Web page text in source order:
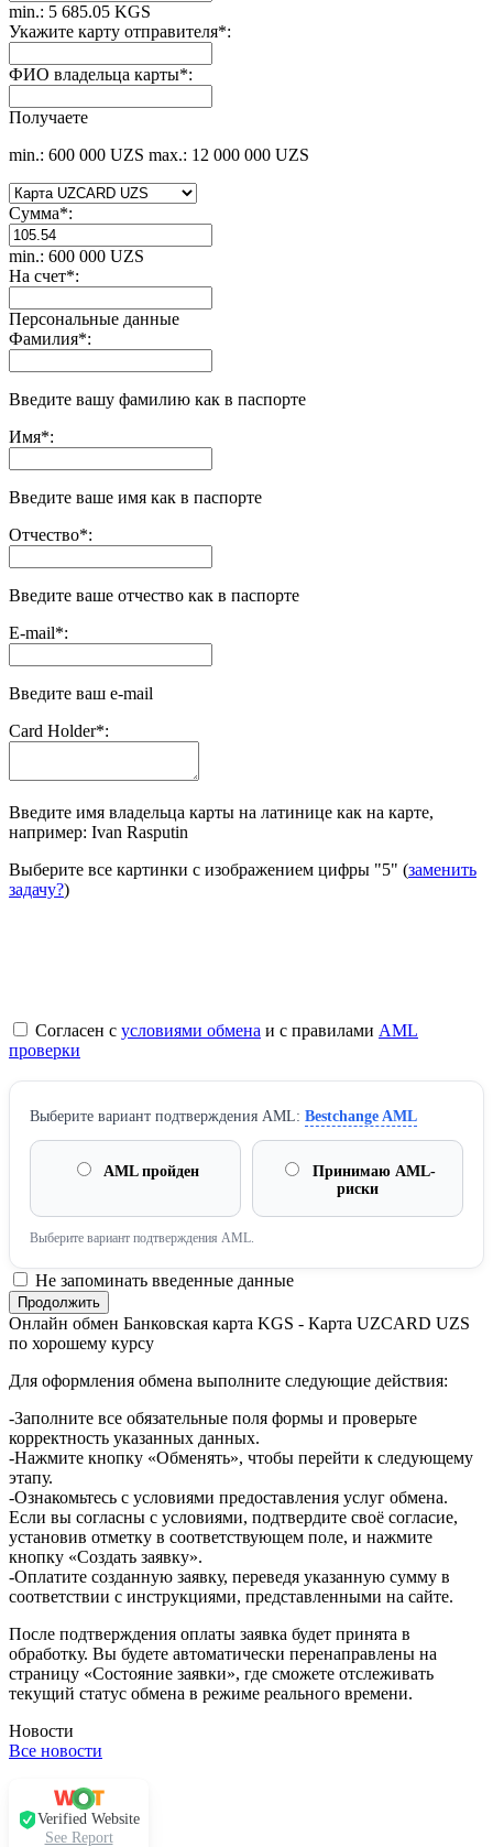
min.: 5 685.05 KGS
Укажите карту отправителя*:
ФИО владельца карты*:
Получаете
min.: 600 000 UZS max.: 12 000 000 UZS
Сумма*:
min.: 600 000 UZS
На счет*:
Персональные данные
Фамилия*:
Введите вашу фамилию как в паспорте
Имя*:
Введите ваше имя как в паспорте
Отчество*:
Введите ваше отчество как в паспорте
E-mail*:
Введите ваш e-mail
Сard Holder*:
Введите имя владельца карты на латинице как на карте,
например: Ivan Rasputin
Выберите все картинки с изображением цифры "5" (заменить
задачу?)
Согласен с условиями обмена и с правилами AML
проверки
Выберите вариант подтверждения AML: Bestchange AML
AML пройден
Принимаю AML-
риски
Выберите вариант подтверждения AML.
Не запоминать введенные данные
Онлайн обмен Банковская карта KGS - Карта UZCARD UZS
по хорошему курсу
Для оформления обмена выполните следующие действия:
-Заполните все обязательные поля формы и проверьте
корректность указанных данных.
-Нажмите кнопку «Обменять», чтобы перейти к следующему
этапу.
-Ознакомьтесь с условиями предоставления услуг обмена.
Если вы согласны с условиями, подтвердите своё согласие,
установив отметку в соответствующем поле, и нажмите
кнопку «Создать заявку».
-Оплатите созданную заявку, переведя указанную сумму в
соответствии с инструкциями, представленными на сайте.
После подтверждения оплаты заявка будет принята в
обработку. Вы будете автоматически перенаправлены на
страницу «Состояние заявки», где сможете отслеживать
текущий статус обмена в режиме реального времени.
Новости
Все новости
Verified Website
See Report